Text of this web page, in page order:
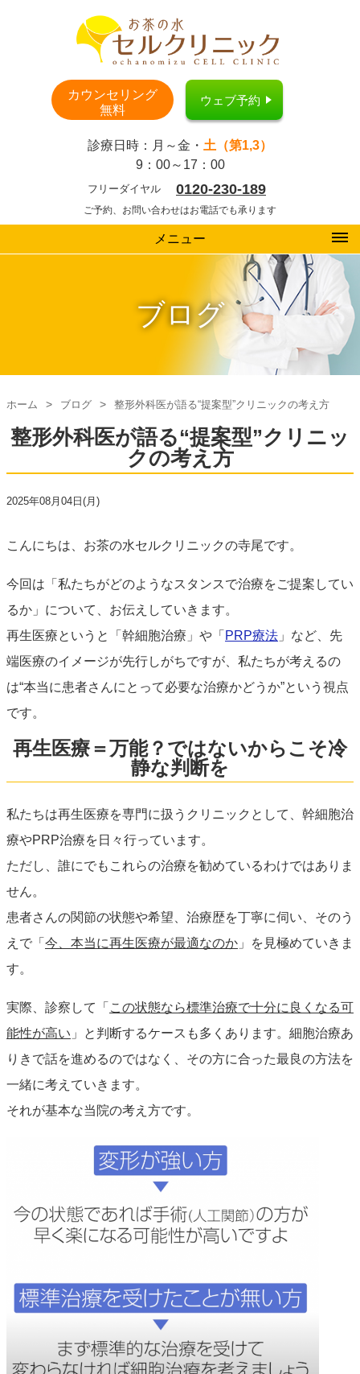
カウンセリング
無料
ウェブ予約
診療日時：月～金・ 土（第1,3）
9：00～17：00
フリーダイヤル 0120-230-189
ご予約、お問い合わせはお電話でも承ります
メニュー
ブログ
ホーム ブログ 整形外科医が語る“提案型”クリニックの考え方
整形外科医が語る“提案型”クリニッ
クの考え方
2025年08月04日(月)
こんにちは、お茶の水セルクリニックの寺尾です。
今回は「私たちがどのようなスタンスで治療をご提案してい
るか」について、お伝えしていきます。
再生医療というと「幹細胞治療」や「 PRP療法 」など、先
端医療のイメージが先行しがちですが、私たちが考えるの
は“本当に患者さんにとって必要な治療かどうか”という視点
です。
再生医療＝万能？ではないからこそ冷
静な判断を
私たちは再生医療を専門に扱うクリニックとして、幹細胞治
療やPRP治療を日々行っています。
ただし、誰にでもこれらの治療を勧めているわけではありま
せん。
患者さんの関節の状態や希望、治療歴を丁寧に伺い、そのう
えで「 今、本当に再生医療が最適なのか 」を見極めていきま
す。
実際、診察して「 この状態なら標準治療で十分に良くなる可
能性が高い 」と判断するケースも多くあります。細胞治療あ
りきで話を進めるのではなく、その方に合った最良の方法を
一緒に考えていきます。
それが基本な当院の考え方です。